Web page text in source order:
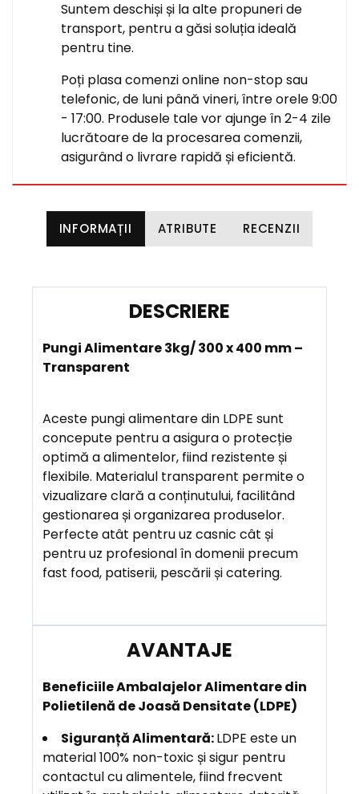
Suntem deschiși și la alte propuneri de
transport, pentru a găsi soluția ideală
pentru tine.
Poți plasa comenzi online non-stop sau
telefonic, de luni până vineri, între orele 9:00
- 17:00. Produsele tale vor ajunge în 2-4 zile
lucrătoare de la procesarea comenzii,
asigurând o livrare rapidă și eficientă.
INFORMAȚII ATRIBUTE RECENZII
S
C
I
E
R
E
A
A
A
Pungi Alimentare 3kg/ 300 x 400 mm –
Transparent
Aceste pungi alimentare din LDPE sunt
concepute pentru a asigura o protecție
optimă a alimentelor, fiind rezistente și
flexibile. Materialul transparent permite o
vizualizare clară a conținutului, facilitând
gestionarea și organizarea produselor.
Perfecte atât pentru uz casnic cât și
pentru uz profesional în domenii precum
fast food, patiserii, pescării și catering.
Beneficiile Ambalajelor Alimentare din
Polietilenă de Joasă Densitate (LDPE)
Siguranță Alimentară:LDPE este un
material 100% non-toxic și sigur pentru
contactul cu alimentele, fiind frecvent